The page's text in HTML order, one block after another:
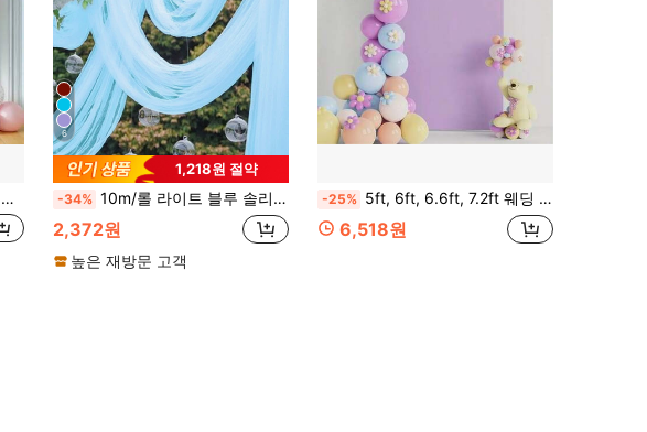
6
1,218원 절약
-34% 10m/롤 라이트 블루 솔리드 컬러 아치 패브릭, 웨딩 파티 배경 장식, 생일 파티 테이블 장식, 꽃 포장, 웨딩 아치 장식, 의자 등받이 장식, 파티 선물, 선물 포장, 파티 장식, 성별 공개 파티 장식에 적합
2,372원
높은 재방문 고객
-25% 5ft, 6ft, 6.6ft, 7.2ft 웨딩 아치 커버 2면 스판덱스 핏팅 패브릭 아치 백드롭 돔 아치 백드롭 패브릭 생일파티 웨딩 아치 스탠드 장식용 - 라일락(스탠드 미포함, 패브릭 백드롭만)
6,518원